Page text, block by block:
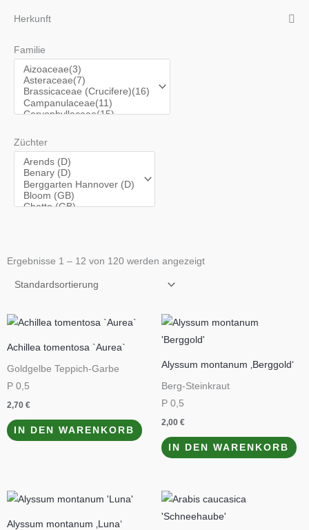
Herkunft
Familie
Züchter
Ergebnisse 1 – 12 von 120 werden angezeigt
Achillea tomentosa `Aurea`
Goldgelbe Teppich-Garbe
P 0,5
2,70 €
IN DEN WARENKORB
Alyssum montanum ‚Berggold‘
Berg-Steinkraut
P 0,5
2,00 €
IN DEN WARENKORB
Alyssum montanum ‚Luna‘